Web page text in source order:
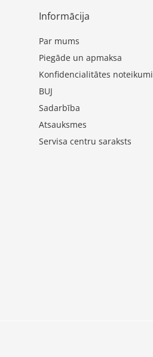
Informācija
Par mums
Piegāde un apmaksa
Konfidencialitātes noteikumi
BUJ
Sadarbība
Atsauksmes
Servisa centru saraksts